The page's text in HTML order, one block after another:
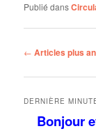
Publié dans
Navigation
articles
← Articles plus
DERNIÈRE
Bonjour